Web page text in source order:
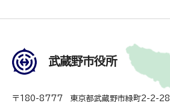
武蔵野市役所
〒180-8777 東京都武蔵野市緑町2-2-28